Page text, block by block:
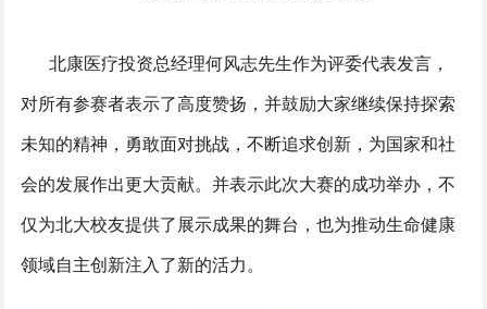
北康医疗投资总经理何风志先生作为评委代表发言，
对所有参赛者表示了高度赞扬，并鼓励大家继续保持探索
未知的精神，勇敢面对挑战，不断追求创新，为国家和社
会的发展作出更大贡献。并表示此次大赛的成功举办，不
仅为北大校友提供了展示成果的舞台，也为推动生命健康
领域自主创新注入了新的活力。